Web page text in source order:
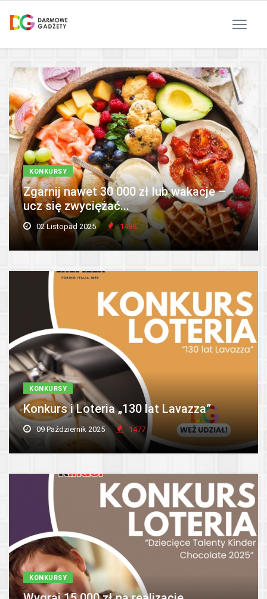
KONKURSY
Zgarnij nawet 30 000 zł lub wakacje –
ucz się zwyciężać...
02 Listopad 2025 1488
KONKURSY
Konkurs i Loteria „130 lat Lavazza”
09 Październik 2025 1477
KONKURSY